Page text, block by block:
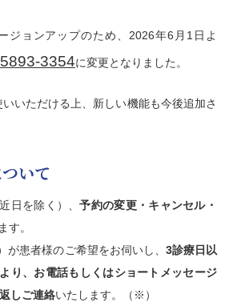
ジョンアップのため、2026年6月1日よ
3354に変更となりました。
いただける上、新しい機能も今後追加さ
いて
近日を除く）、予約の変更・キャンセル・
す。
が患者様のご希望をお伺いし、 3診療日以
り、お電話もしくはショートメッセージ
しご連絡いたします。（※）